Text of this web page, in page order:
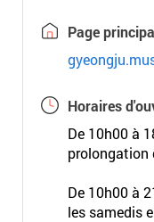
Page
Horaires
De 10h00 à
prolongation
De 10h00 à
les samedis